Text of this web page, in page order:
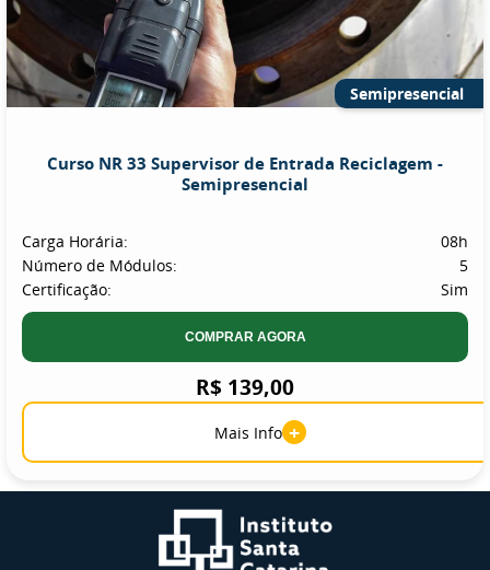
Semipresencial
Curso NR 33 Supervisor de Entrada Reciclagem -
Semipresencial
Carga Horária:
08h
Número de Módulos:
5
Certificação:
Sim
COMPRAR AGORA
R$ 139,00
Mais Info +